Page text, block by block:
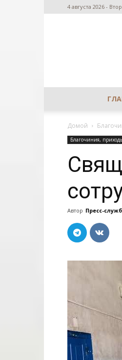
4 августа 2026 -
Домой
Благочиния,
Автор Пресс-